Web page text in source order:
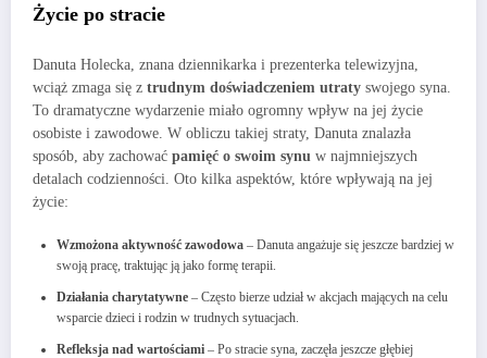
Życie po stracie
Danuta Holecka, znana dziennikarka i prezenterka telewizyjna,
wciąż zmaga się z trudnym doświadczeniem utraty swojego syna.
To dramatyczne wydarzenie miało ogromny wpływ na jej życie
osobiste i zawodowe. W obliczu takiej straty, Danuta znalazła
sposób, aby zachować pamięć o swoim synu w najmniejszych
detalach codzienności. Oto kilka aspektów, które wpływają na jej
życie:
Wzmożona aktywność zawodowa – Danuta angażuje się jeszcze bardziej w
swoją pracę, traktując ją jako formę terapii.
Działania charytatywne – Często bierze udział w akcjach mających na celu
wsparcie dzieci i rodzin w trudnych sytuacjach.
Refleksja nad wartościami – Po stracie syna, zaczęła jeszcze głębiej